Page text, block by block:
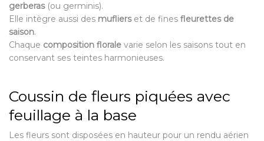
gerberas(ou germinis).
Elle intègre aussi des muflierset de fines fleurettes de
saison.
Chaque composition florale varie selon les saisons tout en
conservant ses teintes harmonieuses.
Coussin de fleurs piquées avec
feuillage à la base
Les fleurs sont disposées en hauteur pour un rendu aérien